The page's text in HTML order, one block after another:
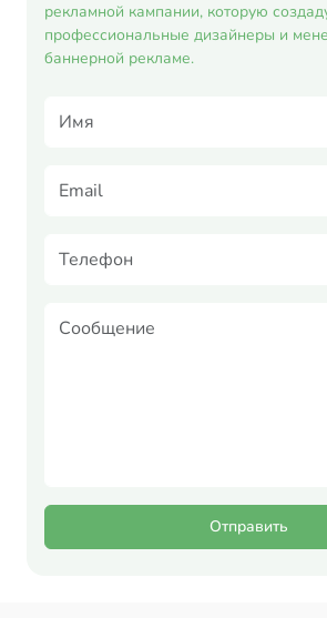
рекламной кампании, которую
профессиональные дизайнеры и
баннерной рекламе.
Отправить